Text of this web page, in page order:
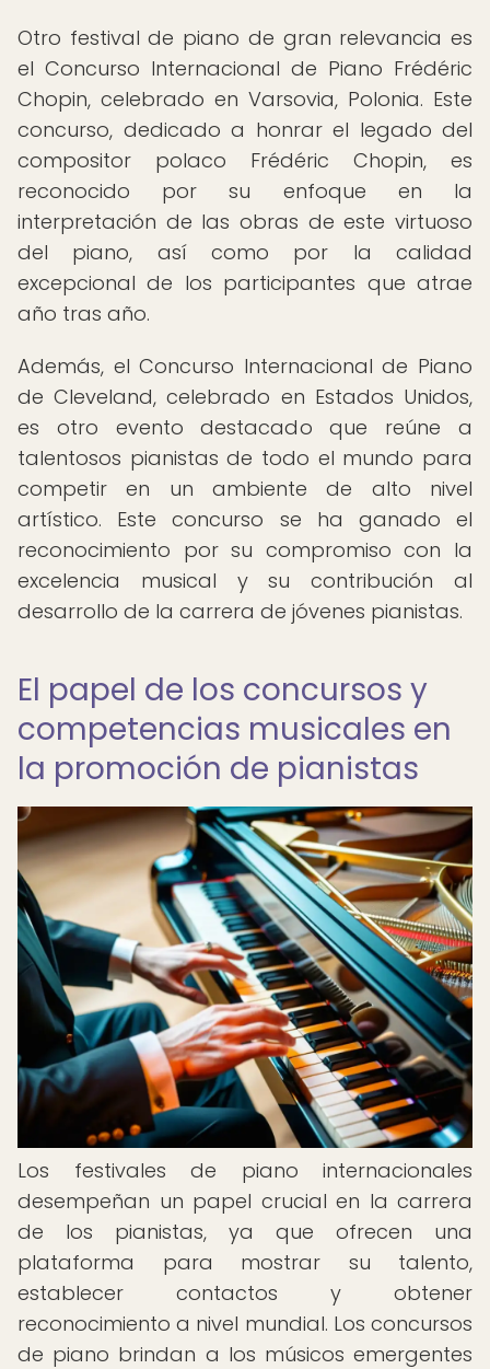
Otro festival de piano de gran relevancia es
el Concurso Internacional de Piano Frédéric
Chopin, celebrado en Varsovia, Polonia. Este
concurso, dedicado a honrar el legado del
compositor polaco Frédéric Chopin, es
reconocido por su enfoque en la
interpretación de las obras de este virtuoso
del piano, así como por la calidad
excepcional de los participantes que atrae
año tras año.
Además, el Concurso Internacional de Piano
de Cleveland, celebrado en Estados Unidos,
es otro evento destacado que reúne a
talentosos pianistas de todo el mundo para
competir en un ambiente de alto nivel
artístico. Este concurso se ha ganado el
reconocimiento por su compromiso con la
excelencia musical y su contribución al
desarrollo de la carrera de jóvenes pianistas.
El papel de los concursos y
competencias musicales en
la promoción de pianistas
Los festivales de piano internacionales
desempeñan un papel crucial en la carrera
de los pianistas, ya que ofrecen una
plataforma para mostrar su talento,
establecer contactos y obtener
reconocimiento a nivel mundial. Los concursos
de piano brindan a los músicos emergentes